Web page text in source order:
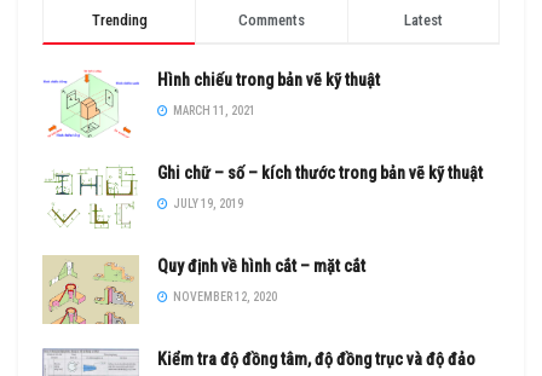
Trending Comments Latest
Hình chiếu trong bản vẽ kỹ thuật
MARCH 11, 2021
Ghi chữ – số – kích thước trong bản vẽ kỹ thuật
JULY 19, 2019
Quy định về hình cắt – mặt cắt
NOVEMBER 12, 2020
Kiểm tra độ đồng tâm, độ đồng trục và độ đảo